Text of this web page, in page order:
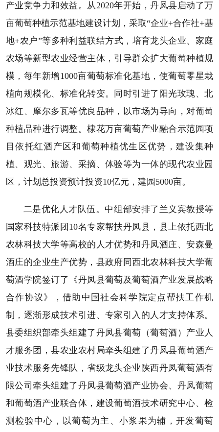
产业竞争力和效益。从2020年开始，丹凤县启动了万
亩葡萄种植示范基地建设计划，采取“企业+合作社+基
地+农户”等多种利益联结方式，培育龙头企业、家庭
农场等新型农业经营主体，引导群众扩大葡萄种植规
模，每年新增1000亩葡萄标准化基地，使葡萄零星栽
植向规模化、标准化转变。同时引进了阳光玫瑰、北
冰红、摩尔多瓦等优良品种，以市场为导向，对葡萄
种植品种进行调整。棣花万亩葡萄产业融合示范园项
目依托红酒产区和葡萄种植优生区优势，建设集种
植、观光、旅游、采摘、体验等为一体的现代农业园
区，计划总投资预计投资10亿元，建园5000亩。
二是优化人才队伍。中组部安排了兰义宾教授等
国家科技特派团10名专家帮扶丹凤县，县上依托西北
农林科技大学等高校的人才优势和丹凤酒庄、安森曼
酒庄的企业生产优势，县政府同西北农林科技大学葡
萄酒学院签订了《丹凤县葡萄及葡萄酒产业发展战略
合作协议》，借助中国社会科学院定点帮扶工作机
制，逐渐形成技术引进、专家引入的人才支持体系。
县委组织部牵头组建了丹凤县葡萄（葡萄酒）产业人
才服务团，县农业农村局牵头组建了丹凤县葡萄酒产
业技术服务先锋队，省级龙头企业陕西丹凤葡萄酒有
限公司牵头组建了丹凤县葡萄酒产业协会、丹凤葡萄
和葡萄酒产业联合体，建设葡萄酒技术研究中心、检
测检验中心，以葡萄为主、小浆果为辅，开发葡萄